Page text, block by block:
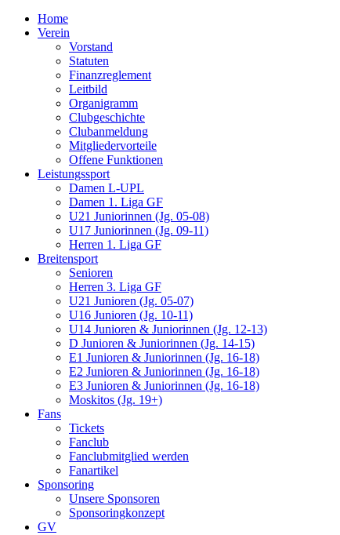
Home
Verein
Vorstand
Statuten
Finanzreglement
Leitbild
Organigramm
Clubgeschichte
Clubanmeldung
Mitgliedervorteile
Offene Funktionen
Leistungssport
Damen L-UPL
Damen 1. Liga GF
U21 Juniorinnen (Jg. 05-08)
U17 Juniorinnen (Jg. 09-11)
Herren 1. Liga GF
Breitensport
Senioren
Herren 3. Liga GF
U21 Junioren (Jg. 05-07)
U16 Junioren (Jg. 10-11)
U14 Junioren & Juniorinnen (Jg. 12-13)
D Junioren & Juniorinnen (Jg. 14-15)
E1 Junioren & Juniorinnen (Jg. 16-18)
E2 Junioren & Juniorinnen (Jg. 16-18)
E3 Junioren & Juniorinnen (Jg. 16-18)
Moskitos (Jg. 19+)
Fans
Tickets
Fanclub
Fanclubmitglied werden
Fanartikel
Sponsoring
Unsere Sponsoren
Sponsoringkonzept
GV